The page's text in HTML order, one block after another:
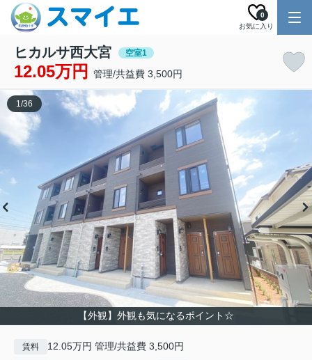
お気に入り
0
ヒカルサ西大宮 空室1
12.05万円 管理/共益費 3,500円
【外観】外観も気になるポイント☆
1/36
賃料 12.05万円 管理/共益費 3,500円